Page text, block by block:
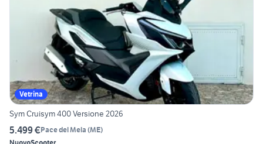
Vetrina
Sym Cruisym 400 Versione 2026
5.499 €Pace del Mela (ME)